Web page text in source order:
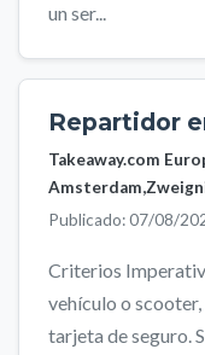
un ser...
Repartidor
Takeaway.com
Publicado: 07/08/
Criterios
vehículo o
tarjeta de seguro.